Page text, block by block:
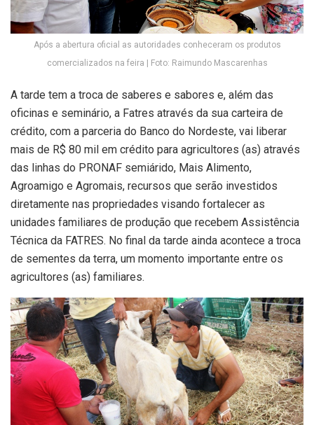
Após a abertura oficial as autoridades conheceram os produtos
comercializados na feira | Foto: Raimundo Mascarenhas
A tarde tem a troca de saberes e sabores e, além das
oficinas e seminário, a Fatres através da sua carteira de
crédito, com a parceria do Banco do Nordeste, vai liberar
mais de R$ 80 mil em crédito para agricultores (as) através
das linhas do PRONAF semiárido, Mais Alimento,
Agroamigo e Agromais, recursos que serão investidos
diretamente nas propriedades visando fortalecer as
unidades familiares de produção que recebem Assistência
Técnica da FATRES. No final da tarde ainda acontece a troca
de sementes da terra, um momento importante entre os
agricultores (as) familiares.